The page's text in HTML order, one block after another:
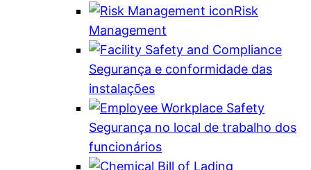
Risk
Management
Segurança e conformidade das
instalações
Segurança no local de trabalho dos
funcionários